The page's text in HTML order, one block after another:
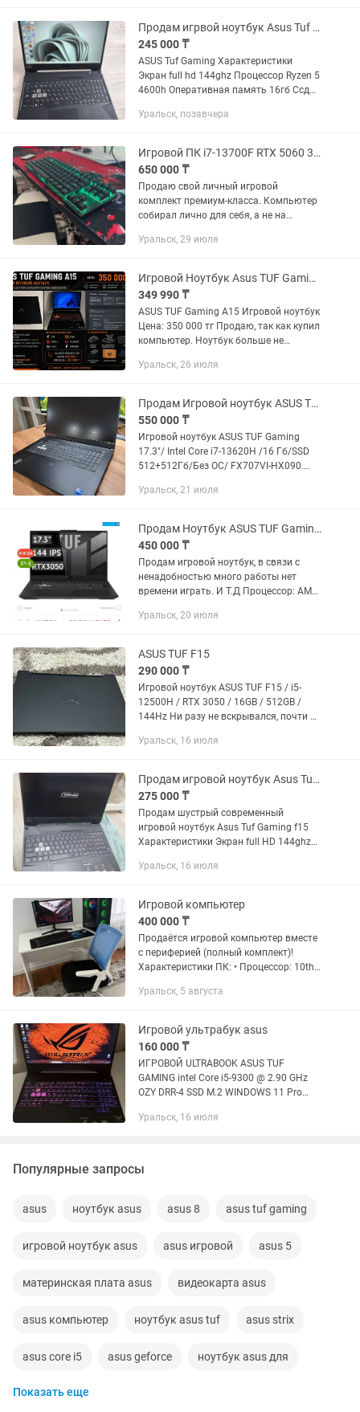
Продам игрвой ноутбук Asus Tuf Gaming
245 000 ₸
ASUS Tuf Gaming Характеристики
Экран full hd 144ghz Процессор Ryzen 5
4600h Оперативная память 16гб Ссд
состоянии Игры тянет хорошо Заряд
Уральск, позавчера
Игровой ПК i7-13700F RTX 5060 32GB ASUS TUF 280Hz Полный комплект
650 000 ₸
Продаю свой личный игровой
комплект премиум-класса. Компьютер
собирал лично для себя, а не на
подбирались без экономии, с расчетом
производительность,...
Уральск, 29 июля
Игровой Ноутбук Asus TUF Gaming A15
349 990 ₸
ASUS TUF Gaming A15 Игровой ноутбук
Цена: 350 000 тг Продаю, так как купил
компьютер. Ноутбук больше не
Процессор: AMD Ryzen 5 4600H (6 ядер
Уральск, 26 июля
Продам Игровой ноутбук ASUS TUF Gaming 17.3
550 000 ₸
Игровой ноутбук ASUS TUF Gaming
17.3"/ Intel Core i7-13620H /16 Гб/SSD
512+512Гб/Без ОС/ FX707VI-HX090.
где-то 1 год). Состояние - отличное, ни
Уральск, 21 июля
Продам Ноутбук ASUS TUF Gaming F17 17.3
450 000 ₸
Продам игровой ноутбук, в связи с
ненадобностью много работы нет
времени играть. И Т.Д Процессор: АMD
RTX 4050. Общий объем накопителя:
Уральск, 20 июля
ASUS TUF F15
290 000 ₸
Игровой ноутбук ASUS TUF F15 / i5-
12500H / RTX 3050 / 16GB / 512GB /
144Hz Ни разу не вскрывался, почти не
Отсутствует 3 клавиши: 2 alt и кнопка
Уральск, 16 июля
Продам игровой ноутбук Asus Tuf gaming i5
275 000 ₸
Продам шустрый современный
игровой ноутбук Asus Tuf Gaming f15
Характеристики Экран full HD 144ghz
ddr4 Ssd 512gb Nvidia RTX 1650 4gb В
Уральск, 16 июля
Игровой компьютер
400 000 ₸
Продаётся игровой компьютер вместе
с периферией (полный комплект)!
Характеристики ПК: • Процессор: 10th
Материнская плата: GIGABYTE H510M K
Уральск, 5 августа
Игровой ультрабук asus
160 000 ₸
ИГРОВОЙ ULTRABOOK ASUS TUF
GAMING intel Core i5-9300 @ 2.90 GHz
OZY DRR-4 SSD M.2 WINDOWS 11 Pro
NVIDIA GEFORCE GTX 1650 В
Уральск, 16 июля
Популярные запросы
asus ноутбук asus asus 8 asus tuf gaming
игровой ноутбук asus asus игровой asus 5
материнская плата asus видеокарта asus
asus компьютер ноутбук asus tuf asus strix
asus core i5 asus geforce ноутбук asus для
asus core
Показать еще